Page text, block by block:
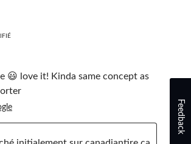
😃 love it! Kinda same concept as
Feedback